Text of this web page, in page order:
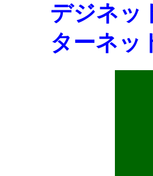
デジネッ
ターネッ